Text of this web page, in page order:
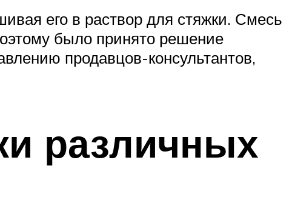
его в раствор для стяжки. Смесь
было принято решение
продавцов-консультантов,
различных